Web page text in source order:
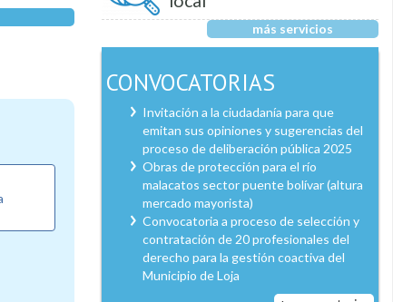
más servicios
CONVOCATORIAS
Invitación a la ciudadanía para que
emitan sus opiniones y sugerencias del
proceso de deliberación pública 2025
Obras de protección para el río
malacatos sector puente bolívar (altura
mercado mayorista)
Convocatoria a proceso de selección y
contratación de 20 profesionales del
derecho para la gestión coactiva del
Municipio de Loja